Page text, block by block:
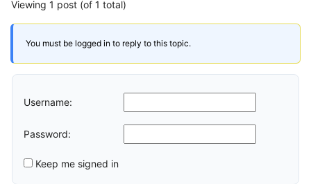
Viewing 1 post (of 1 total)
You must be logged in to reply to this topic.
Username:
Password:
Keep me signed in